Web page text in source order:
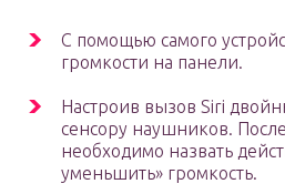
С помощью самого
громкости на панели.
Настроив вызов Siri
сенсору наушников.
необходимо назвать
уменьшить» громкость.